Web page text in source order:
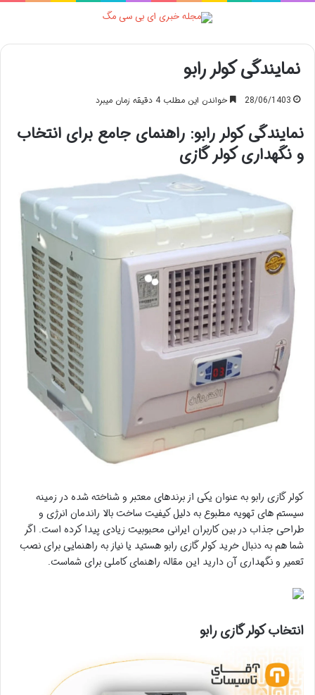
نمایندگی کولر رابو
28/06/1403 خواندن این مطلب 4 دقیقه زمان میبرد
نمایندگی کولر رابو: راهنمای جامع برای انتخاب
و نگهداری کولر گازی
کولر گازی رابو به عنوان یکی از برندهای معتبر و شناخته شده در زمینه
سیستم های تهویه مطبوع به دلیل کیفیت ساخت بالا راندمان انرژی و
طراحی جذاب در بین کاربران ایرانی محبوبیت زیادی پیدا کرده است. اگر
شما هم به دنبال خرید کولر گازی رابو هستید یا نیاز به راهنمایی برای نصب
تعمیر و نگهداری آن دارید این مقاله راهنمای کاملی برای شماست.
انتخاب کولر گازی رابو